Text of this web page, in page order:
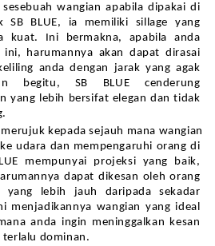
wangian apabila dipakai di
BLUE, ia memiliki sillage yang
kuat. Ini bermakna, apabila anda
ini, harumannya akan dapat dirasai
anda dengan jarak yang agak
begitu, SB BLUE cenderung
yang lebih bersifat elegan dan tidak
kepada sejauh mana wangian
udara dan mempengaruhi orang di
mempunyai projeksi yang baik,
dapat dikesan oleh orang
yang lebih jauh daripada sekadar
menjadikannya wangian yang ideal
anda ingin meninggalkan kesan
dominan.